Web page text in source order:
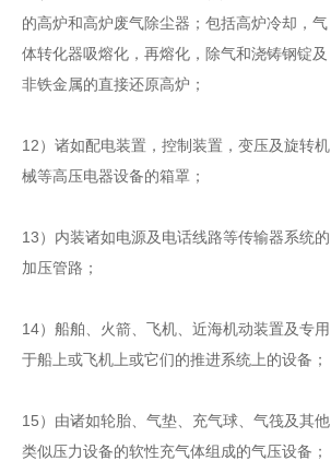
的高炉和高炉废气除尘器；包括高炉冷却，气
体转化器吸熔化，再熔化，除气和浇铸钢锭及
非铁金属的直接还原高炉；
12）诸如配电装置，控制装置，变压及旋转机
械等高压电器设备的箱罩；
13）内装诸如电源及电话线路等传输器系统的
加压管路；
14）船舶、火箭、飞机、近海机动装置及专用
于船上或飞机上或它们的推进系统上的设备；
15）由诸如轮胎、气垫、充气球、气筏及其他
类似压力设备的软性充气体组成的气压设备；